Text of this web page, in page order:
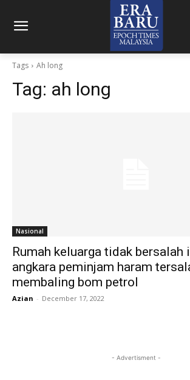
Tags Ah long
Tag: ah long
Nasional
Rumah keluarga tidak bersalah
angkara peminjam haram
membaling bom petrol
Azian - December 17, 2022
- Advertisment -